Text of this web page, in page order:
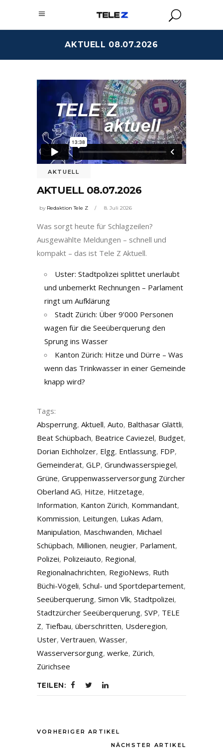
AKTUELL 08.07.2026
AKTUELL
AKTUELL 08.07.2026
by Redaktion Tele Z 8. Juli 2026
Was sorgt heute für Schlagzeilen?
Ausgewählte Meldungen – schnell und
kompakt – das ist Tele Z Aktuell.
Uster: Stadtpolizei splittet unerlaubt
und unbemerkt Rechnungen – Parlament
ringt um Aufklärung
Stadt Zürich: Über 9’000 Personen
wagen für die Seeüberquerung den
Sprung ins Wasser
Kanton Zürich: Hitze und Dürre – Was
wenn das Trinkwasser in einer Gemeinde
knapp wird?
Tags:
Absperrung, Aktuell, Auto, Balthasar Glättli,
Beat Schüpbach, Beatrice Caviezel, Budget,
Dorian Eichholzer, Elgg, Entlassung, FDP,
Gemeinderat, GLP, Grundwasserspiegel,
Grüne, Gruppenwasserversorgung Zürcher
Oberland AG, Hitze, Hitzetage,
Information, Kanton Zürich, Kommandant,
Kommission, Leitungen, Lukas Adam,
Manipulation, Maschwanden, Michael
Schüpbach, Millionen, neugier, Parlament,
Polizei, Polizeiauto, Regional,
Regionalnachrichten, RegioNews, Ruth
Büchi-Vögeli, Schul- und Sportdepartement,
Seeüberquerung, Simon Vlk, Stadtpolizei,
Stadtzürcher Seeüberquerung, SVP, TELE
Z, Tiefbau, überschritten, Usderegion,
Uster, Vertrauen, Wasser,
Wasserversorgung, werke, Zürich,
Zürichsee
TEILEN:
VORHERIGER ARTIKEL
NÄCHSTER ARTIKEL